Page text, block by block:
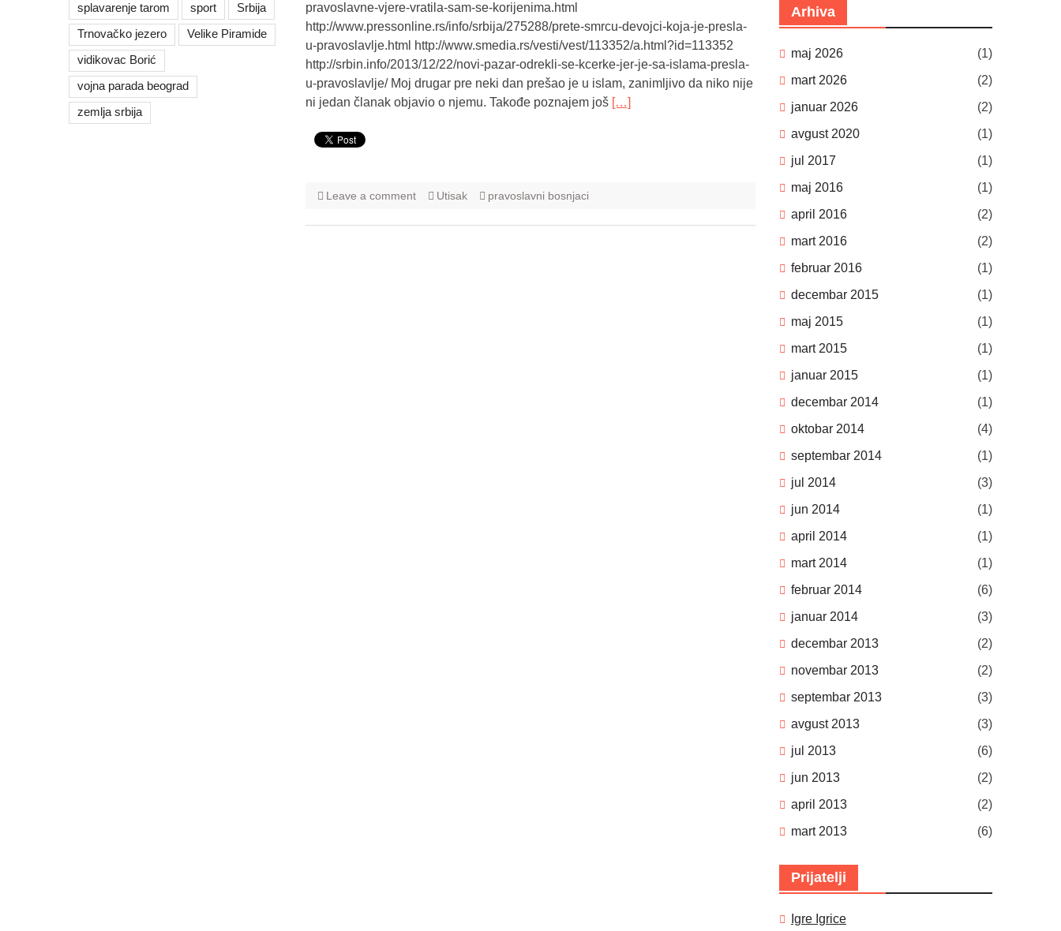
pravoslavne-vjere-vratila-sam-se-korijenima.html
http://www.pressonline.rs/info/srbija/275288/prete-smrcu-devojci-koja-je-presla-
u-pravoslavlje.html http://www.smedia.rs/vesti/vest/113352/a.html?id=113352
http://srbin.info/2013/12/22/novi-pazar-odrekli-se-kcerke-jer-je-sa-islama-presla-
u-pravoslavlje/ Moj drugar pre neki dan prešao je u islam, zanimljivo da niko nije
ni jedan članak objavio o njemu. Takođe poznajem još […]
Leave a comment Utisak pravoslavni bosnjaci
Arhiva
maj 2026
(1)
mart 2026
(2)
januar 2026
(2)
avgust 2020
(1)
jul 2017
(1)
maj 2016
(1)
april 2016
(2)
mart 2016
(2)
februar 2016
(1)
decembar 2015
(1)
maj 2015
(1)
mart 2015
(1)
januar 2015
(1)
decembar 2014
(1)
oktobar 2014
(4)
septembar 2014
(1)
jul 2014
(3)
jun 2014
(1)
april 2014
(1)
mart 2014
(1)
februar 2014
(6)
januar 2014
(3)
decembar 2013
(2)
novembar 2013
(2)
septembar 2013
(3)
avgust 2013
(3)
jul 2013
(6)
jun 2013
(2)
april 2013
(2)
mart 2013
(6)
Prijatelji
Igre Igrice
splavarenje tarom
sport
Srbija
Trnovačko jezero
Velike Piramide
vidikovac Borić
vojna parada beograd
zemlja srbija